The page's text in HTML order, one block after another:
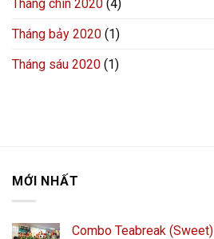
Tháng chín 2020 (4)
Tháng bảy 2020 (1)
Tháng sáu 2020 (1)
MỚI NHẤT
Combo Teabreak (Sweet)